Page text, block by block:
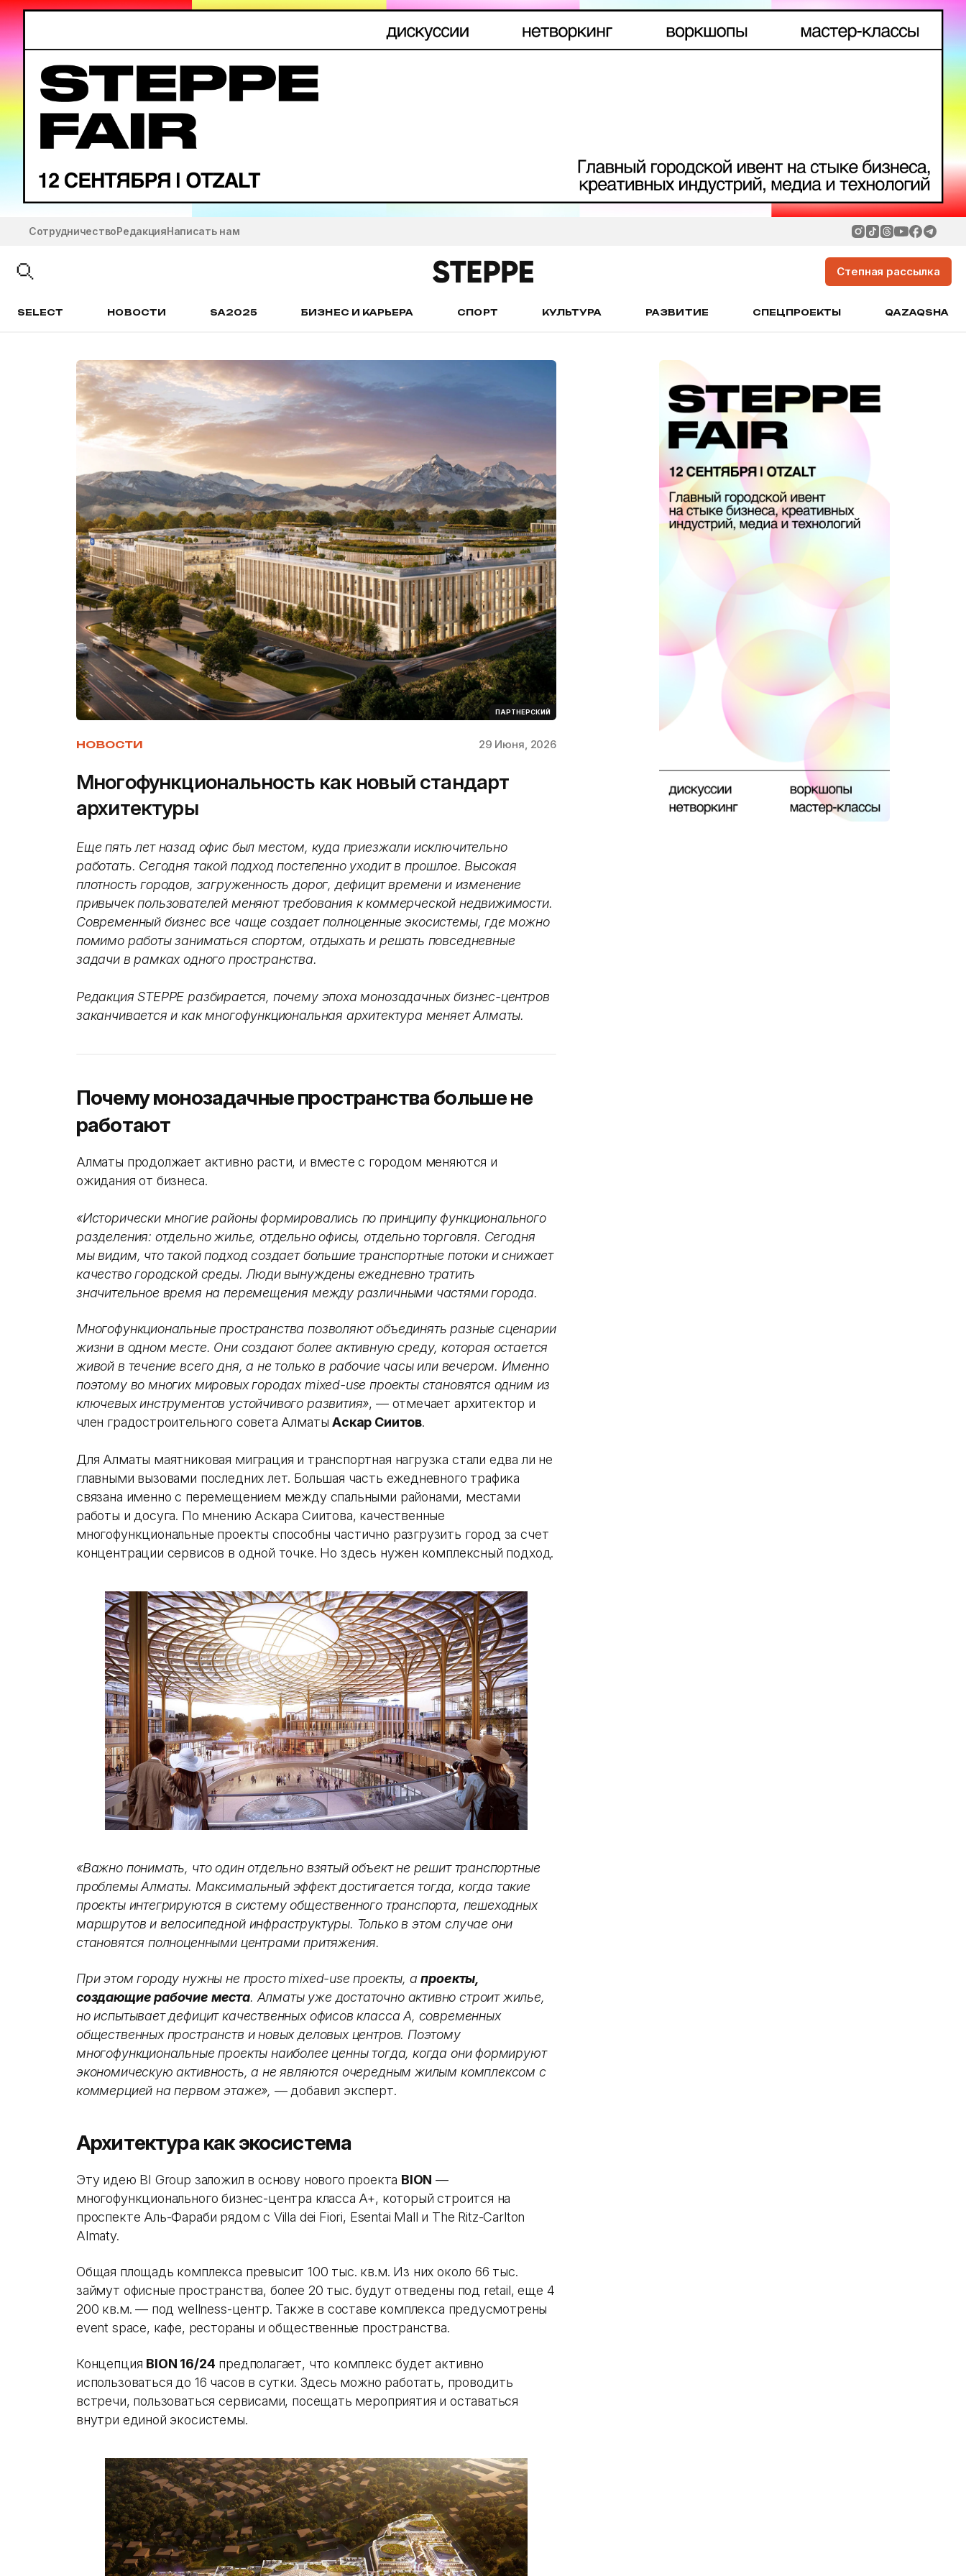
СотрудничествоРедакцияНаписать нам
Степная рассылка
SELECT НОВОСТИ SA2025 БИЗНЕС И КАРЬЕРА СПОРТ КУЛЬТУРА РАЗВИТИЕ СПЕЦПРОЕКТЫ QAZAQSHA
ПАРТНЕРСКИЙ
НОВОСТИ 29 Июня, 2026
Многофункциональность как новый стандарт
архитектуры
Еще пять лет назад офис был местом, куда приезжали исключительно
работать. Сегодня такой подход постепенно уходит в прошлое. Высокая
плотность городов, загруженность дорог, дефицит времени и изменение
привычек пользователей меняют требования к коммерческой недвижимости.
Современный бизнес все чаще создает полноценные экосистемы, где можно
помимо работы заниматься спортом, отдыхать и решать повседневные
задачи в рамках одного пространства.
Редакция STEPPE разбирается, почему эпоха монозадачных бизнес-центров
заканчивается и как многофункциональная архитектура меняет Алматы.
Почему монозадачные пространства больше не
работают
Алматы продолжает активно расти, и вместе с городом меняются и
ожидания от бизнеса.
«Исторически многие районы формировались по принципу функционального
разделения: отдельно жилье, отдельно офисы, отдельно торговля. Сегодня
мы видим, что такой подход создает большие транспортные потоки и снижает
качество городской среды. Люди вынуждены ежедневно тратить
значительное время на перемещения между различными частями города.
Многофункциональные пространства позволяют объединять разные сценарии
жизни в одном месте. Они создают более активную среду, которая остается
живой в течение всего дня, а не только в рабочие часы или вечером. Именно
поэтому во многих мировых городах mixed-use проекты становятся одним из
ключевых инструментов устойчивого развития», — отмечает архитектор и
член градостроительного совета АлматыАскар Сиитов.
Для Алматы маятниковая миграция и транспортная нагрузка стали едва ли не
главными вызовами последних лет. Большая часть ежедневного трафика
связана именно с перемещением между спальными районами, местами
работы и досуга. По мнению Аскара Сиитова, качественные
многофункциональные проекты способны частично разгрузить город за счет
концентрации сервисов в одной точке. Но здесь нужен комплексный подход.
«Важно понимать, что один отдельно взятый объект не решит транспортные
проблемы Алматы. Максимальный эффект достигается тогда, когда такие
проекты интегрируются в систему общественного транспорта, пешеходных
маршрутов и велосипедной инфраструктуры. Только в этом случае они
становятся полноценными центрами притяжения.
При этом городу нужны не просто mixed-use проекты, апроекты,
создающие рабочие места. Алматы уже достаточно активно строит жилье,
но испытывает дефицит качественных офисов класса А, современных
общественных пространств и новых деловых центров. Поэтому
многофункциональные проекты наиболее ценны тогда, когда они формируют
экономическую активность, а не являются очередным жилым комплексом с
коммерцией на первом этаже», — добавил эксперт.
Архитектура как экосистема
Эту идею BI Group заложил в основу нового проекта BION —
многофункционального бизнес-центра класса A+, который строится на
проспекте Аль-Фараби рядом с Villa dei Fiori, Esentai Mall и The Ritz-Carlton
Almaty.
Общая площадь комплекса превысит 100 тыс. кв.м. Из них около 66 тыс.
займут офисные пространства, более 20 тыс. будут отведены под retail, еще 4
200 кв.м. — под wellness-центр. Также в составе комплекса предусмотрены
event space, кафе, рестораны и общественные пространства.
Концепция BION 16/24 предполагает, что комплекс будет активно
использоваться до 16 часов в сутки. Здесь можно работать, проводить
встречи, пользоваться сервисами, посещать мероприятия и оставаться
внутри единой экосистемы.